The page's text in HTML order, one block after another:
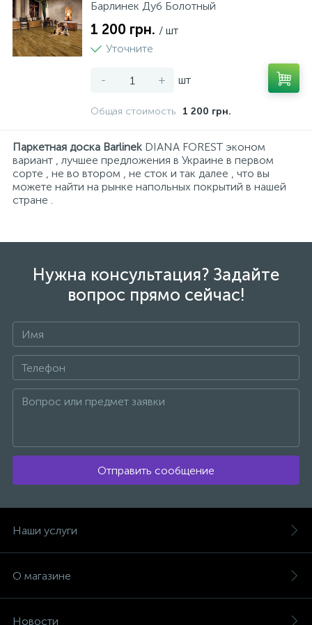
Барлинек Дуб Болотный
1 200 грн. / шт
Уточните
- + шт
Общая стоимость 1 200 грн.
Паркетная доска Barlinek DIANA FOREST эконом
вариант , лучшее предложения в Украине в первом
сорте , не во втором , не сток и так далее , что вы
можете найти на рынке напольных покрытий в нашей
стране .
Нужна консультация? Задайте
вопрос прямо сейчас!
Отправить сообщение
Наши услуги
О магазине
Новости